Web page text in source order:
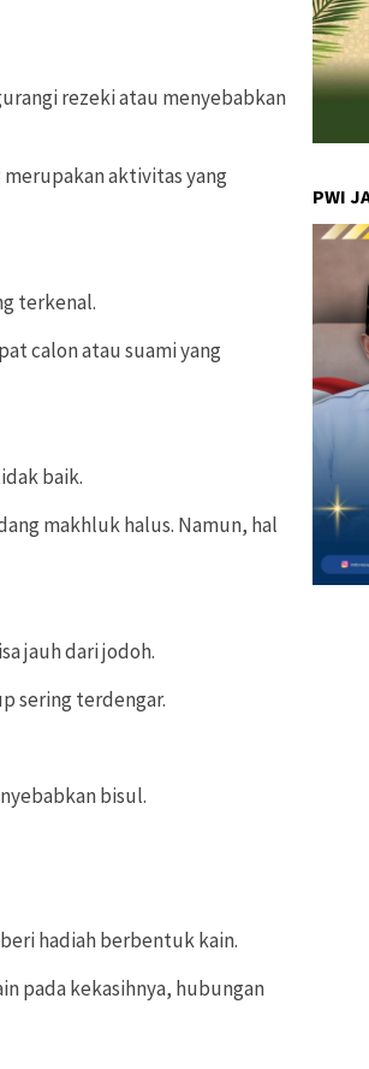
rezeki atau menyebabkan
merupakan aktivitas yang
terkenal.
calon atau suami yang
baik.
makhluk halus. Namun, hal
jauh dari jodoh.
sering terdengar.
bisul.
hadiah berbentuk kain.
pada kekasihnya, hubungan
PWI